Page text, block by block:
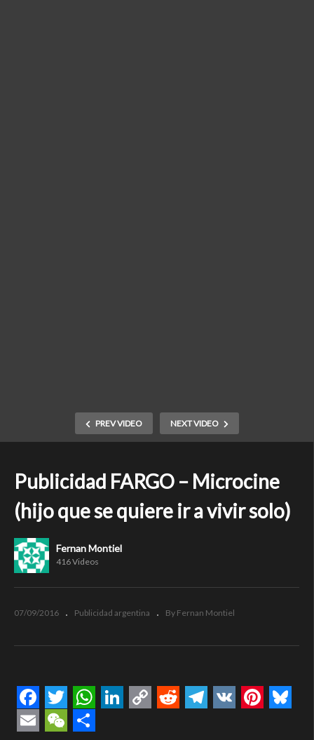
PREV VIDEO NEXT VIDEO
Publicidad FARGO – Microcine
(hijo que se quiere ir a vivir solo)
Fernan Montiel
416 Videos
07/09/2016 Publicidad argentina By Fernan Montiel
Facebook
TwitterWhatsApp